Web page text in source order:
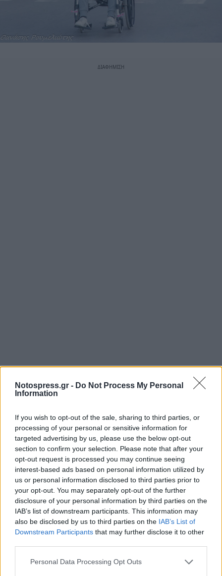
Notospress.gr - Do Not Process My Personal
Information
If you wish to opt-out of the sale, sharing to third parties, or
processing of your personal or sensitive information for
targeted advertising by us, please use the below opt-out
section to confirm your selection. Please note that after your
opt-out request is processed you may continue seeing
interest-based ads based on personal information utilized by
us or personal information disclosed to third parties prior to
your opt-out. You may separately opt-out of the further
disclosure of your personal information by third parties on the
IAB’s list of downstream participants. This information may
also be disclosed by us to third parties on the IAB’s List of
Downstream Participants that may further disclose it to other
Personal Data Processing Opt Outs